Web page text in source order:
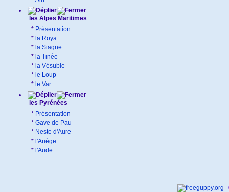
les Alpes Maritimes
* Présentation
* la Roya
* la Siagne
* la Tinée
* la Vésubie
* le Loup
* le Var
les Pyrénées
* Présentation
* Gave de Pau
* Neste d'Aure
* l'Ariège
* l'Aude